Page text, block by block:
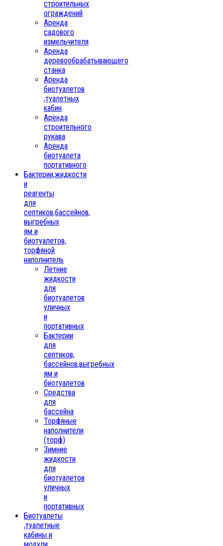
строительных
ограждений
Аренда
садового
измельчителя
Аренда
деревообрабатывающего
станка
Аренда
биотуалетов
,туалетных
кабин
Аренда
строительного
рукава
Аренда
биотуалета
портативного
Бактерии,жидкости
и
реагенты
для
септиков,бассейнов,
выгребных
ям и
биотуалетов,
торфяной
наполнитель
Летние
жидкости
для
биотуалетов
уличных
и
портативных
Бактерии
для
септиков,
бассейнов,выгребных
ям и
биотуалетов
Средства
для
бассейна
Торфяные
наполнители
(торф)
Зимние
жидкости
для
биотуалетов
уличных
и
портативных
Биотуалеты
,туалетные
кабины и